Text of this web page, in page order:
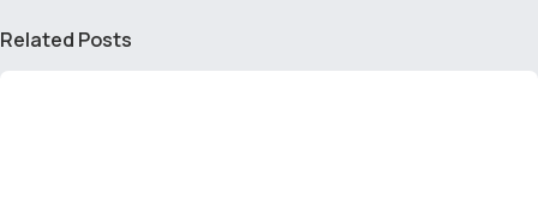
Related Posts